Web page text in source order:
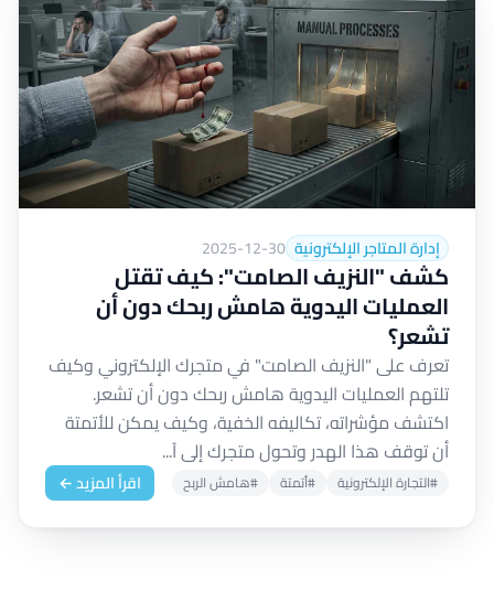
إدارة المتاجر الإلكترونية 2025-12-30
كشف "النزيف الصامت": كيف تقتل
العمليات اليدوية هامش ربحك دون أن
تشعر؟
تعرف على "النزيف الصامت" في متجرك الإلكتروني وكيف
تلتهم العمليات اليدوية هامش ربحك دون أن تشعر.
اكتشف مؤشراته، تكاليفه الخفية، وكيف يمكن للأتمتة
أن توقف هذا الهدر وتحول متجرك إلى آ...
#التجارة الإلكترونية #أتمتة #هامش الربح اقرأ المزيد ←